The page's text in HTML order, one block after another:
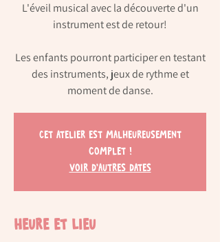
L'éveil musical avec la découverte d'un
instrument est de retour!
Les enfants pourront participer en testant
des instruments, jeux de rythme et
Cet atelier est malheureusement
complet !
Voir d'autres dates
Heure et lieu